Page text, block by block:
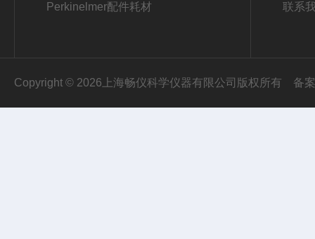
Perkinelmer配件耗材 联系
Copyright © 2026上海畅仪科学仪器有限公司版权所有 备